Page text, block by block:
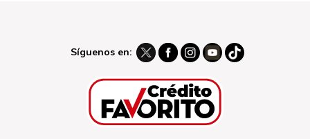
Síguenos en: